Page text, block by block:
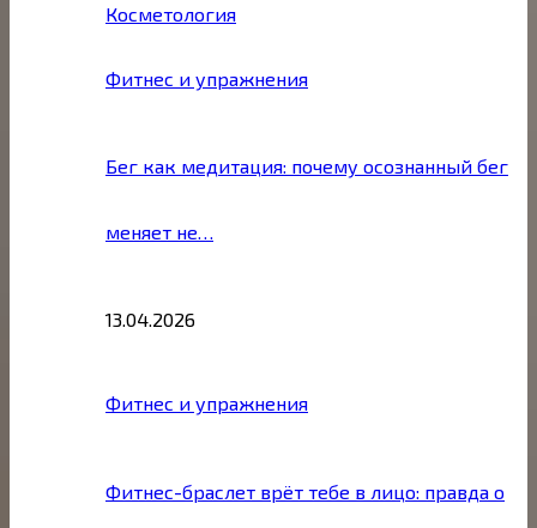
Косметология
Фитнес и упражнения
Бег как медитация: почему осознанный бег
меняет не…
13.04.2026
Фитнес и упражнения
Фитнес-браслет врёт тебе в лицо: правда о